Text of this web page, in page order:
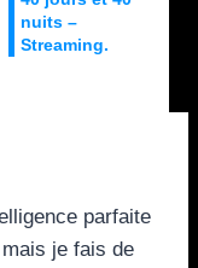
nuits –
Streaming.
parfaite
je fais de